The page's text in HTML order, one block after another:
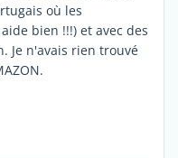
où les
bien !!!) et avec des
Je n'avais rien trouvé